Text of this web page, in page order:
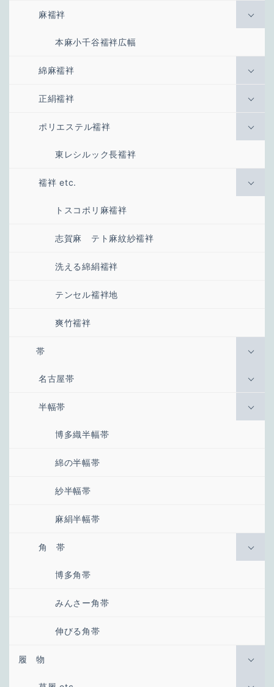
麻襦袢
本麻小千谷襦袢広幅
綿麻襦袢
正絹襦袢
ポリエステル襦袢
東レシルック長襦袢
襦袢 etc.
トスコポリ麻襦袢
志賀麻 テト麻紋紗襦袢
洗える綿絹襦袢
テンセル襦袢地
爽竹襦袢
帯
名古屋帯
半幅帯
博多織半幅帯
綿の半幅帯
紗半幅帯
麻絹半幅帯
角 帯
博多角帯
みんさー角帯
伸びる角帯
履 物